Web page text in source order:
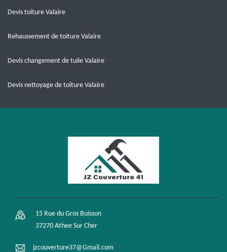
Devis toiture Valaire
Rehaussement de toiture Valaire
Devis changement de tuile Valaire
Devis nettoyage de toiture Valaire
15 Rue du Gros Buisson
37270 Athee Sur Cher
jzcouverture37@Gmail.com